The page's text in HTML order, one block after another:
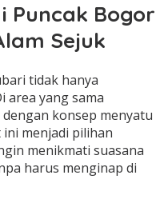
Puncak Bogor
Sejuk
tidak hanya
area yang sama
konsep menyatu
menjadi pilihan
menikmati suasana
harus menginap di